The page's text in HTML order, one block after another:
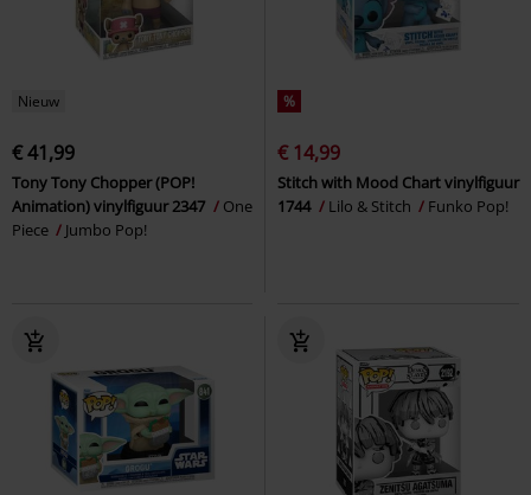
Nieuw
€ 41,99
Tony Tony Chopper (POP!
Animation) vinylfiguur 2347
One
Piece
Jumbo Pop!
%
€ 14,99
Stitch with Mood Chart vinylfiguur
1744
Lilo & Stitch Funko Pop!